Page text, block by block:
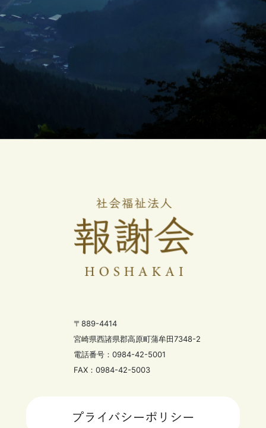
〒889-4414
宮崎県西諸県郡高原町蒲牟田7348-2
電話番号：0984-42-5001
FAX：0984-42-5003